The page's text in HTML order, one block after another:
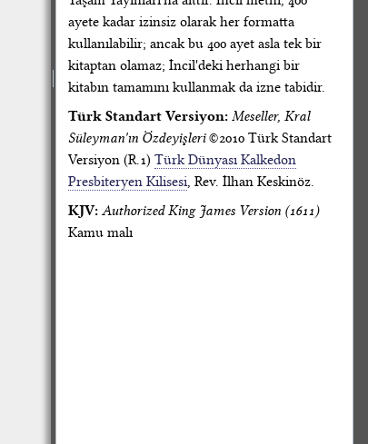
ayete kadar izinsiz olarak her formatta
kullanılabilir; ancak bu 400 ayet asla tek bir
kitaptan olamaz; İncil'deki herhangi bir
kitabın tamamını kullanmak da izne tabidir.
Türk Standart Versiyon: Meseller, Kral
Süleyman'ın Özdeyişleri©2010 Türk Standart
Versiyon (R.1) Türk Dünyası Kalkedon
Presbiteryen Kilisesi, Rev. İlhan Keskinöz.
KJV: Authorized King James Version (1611)
Kamu malı